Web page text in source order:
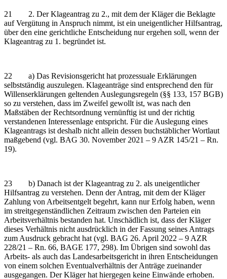
21 2. Der Klageantrag zu 2., mit dem der Kläger die Beklagte
auf Vergütung in Anspruch nimmt, ist ein uneigentlicher Hilfsantrag,
über den eine gerichtliche Entscheidung nur ergehen soll, wenn der
Klageantrag zu 1. begründet ist.
22 a) Das Revisionsgericht hat prozessuale Erklärungen
selbstständig auszulegen. Klageanträge sind entsprechend den für
Willenserklärungen geltenden Auslegungsregeln (§§ 133, 157 BGB)
so zu verstehen, dass im Zweifel gewollt ist, was nach den
Maßstäben der Rechtsordnung vernünftig ist und der richtig
verstandenen Interessenlage entspricht. Für die Auslegung eines
Klageantrags ist deshalb nicht allein dessen buchstäblicher Wortlaut
maßgebend (vgl. BAG 30. November 2021 – 9 AZR 145/21 – Rn.
19).
23 b) Danach ist der Klageantrag zu 2. als uneigentlicher
Hilfsantrag zu verstehen. Denn der Antrag, mit dem der Kläger
Zahlung von Arbeitsentgelt begehrt, kann nur Erfolg haben, wenn
im streitgegenständlichen Zeitraum zwischen den Parteien ein
Arbeitsverhältnis bestanden hat. Unschädlich ist, dass der Kläger
dieses Verhältnis nicht ausdrücklich in der Fassung seines Antrags
zum Ausdruck gebracht hat (vgl. BAG 26. April 2022 – 9 AZR
228/21 – Rn. 66, BAGE 177, 298). Im Übrigen sind sowohl das
Arbeits- als auch das Landesarbeitsgericht in ihren Entscheidungen
von einem solchen Eventualverhältnis der Anträge zueinander
ausgegangen. Der Kläger hat hiergegen keine Einwände erhoben.